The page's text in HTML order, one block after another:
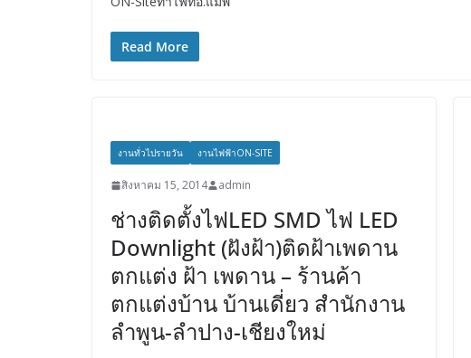
Read More
งานทั่วไปรายวัน งานไฟฟ้าON-SITE
สิงหาคม 15, 2014 admin
ช่างติดตั้งไฟLED SMD ไฟ LED
Downlight (ฝังฝ้า)ติดฝ้าเพดาน
ตกแต่ง ฝ้า เพดาน – ร้านค้า
ตกแต่งบ้าน บ้านเดี่ยว สำนักงาน
ลำพูน-ลำปาง-เชียงใหม่